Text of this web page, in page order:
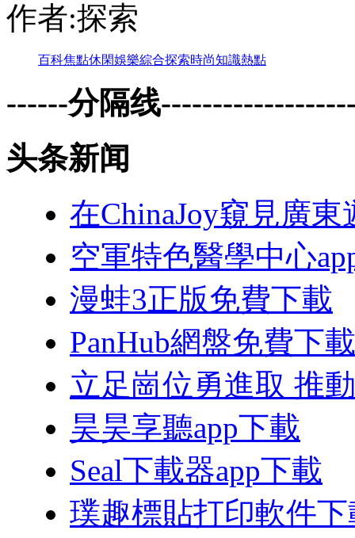
作者:探索
百科焦點休閑娛樂綜合探索時尚知識熱點
------分隔线
头条新闻
在ChinaJoy窺見廣
空軍特色醫學中心
漫蛙3正版免費下載
PanHub網盤免費下載
立足崗位勇進取 推
昊昊享聽app下載
Seal下載器app下載
璞趣標貼打印軟件下